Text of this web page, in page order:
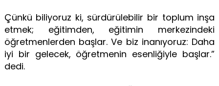
Çünkü biliyoruz ki, sürdürülebilir bir toplum inşa
etmek; eğitimden, eğitimin merkezindeki
öğretmenlerden başlar. Ve biz inanıyoruz: Daha
iyi bir gelecek, öğretmenin esenliğiyle başlar.”
dedi.